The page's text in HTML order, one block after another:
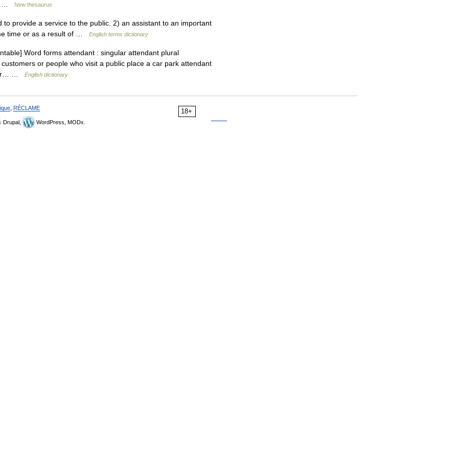
New thesaurus
provide a service to the public. 2) an assistant to an important
time or as a result of …
English terms dictionary
Word forms attendant : singular attendant plural
or people who visit a public place a car park attendant
…
English dictionary
18+
RÉCLAME
Drupal, WordPress, MODx.